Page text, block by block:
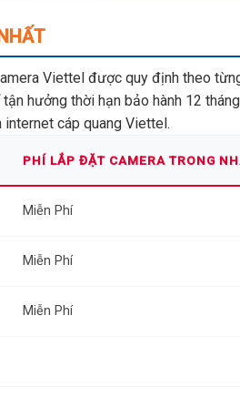
Viettel được quy định theo
hưởng thời hạn bảo hành 12
cáp quang Viettel.
PHÍ LẮP ĐẶT CAMERA TRONG
Miễn Phí
Miễn Phí
Miễn Phí